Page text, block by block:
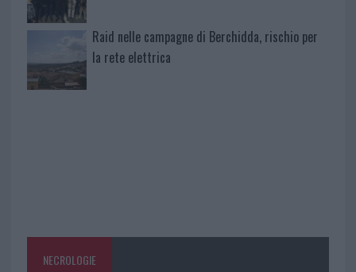
Raid nelle campagne di Berchidda, rischio per
la rete elettrica
NECROLOGIE